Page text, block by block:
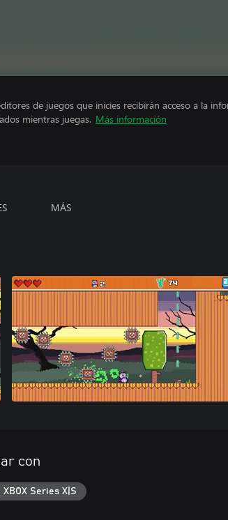
de juegos que inicies recibirán acceso a la
mientras juegas. Más información
MÁS
con
XBOX Series X|S